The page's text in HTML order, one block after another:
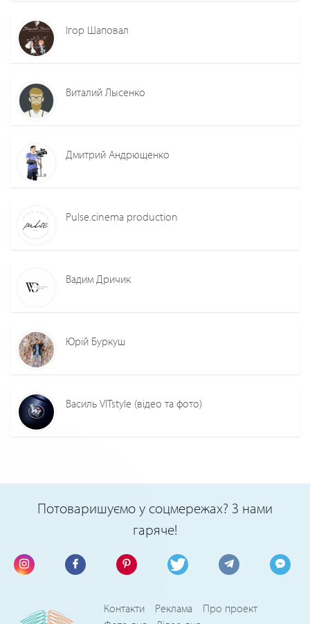
Ігор Шаповал
Виталий Лысенко
Дмитрий Андрющенко
Pulse.cinema production
Вадим Дричик
Юрій Буркуш
Василь VITstyle (відео та фото)
Потоваришуємо у соцмережах? З нами
гаряче!
Контакти Реклама
Про проект